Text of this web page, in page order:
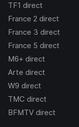
TF1 direct
France 2 direct
France 3 direct
France 5 direct
M6+ direct
Arte direct
W9 direct
TMC direct
BFMTV direct